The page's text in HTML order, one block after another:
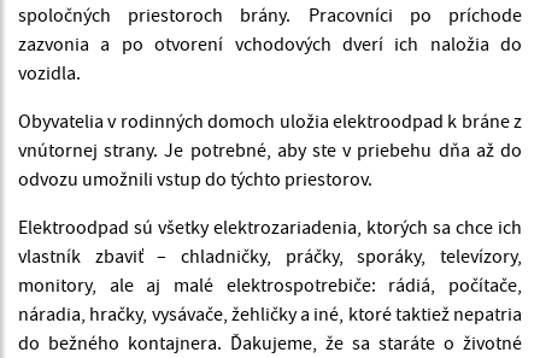
spoločných priestoroch brány. Pracovníci po príchode
zazvonia a po otvorení vchodových dverí ich naložia do
vozidla.
Obyvatelia v rodinných domoch uložia elektroodpad k bráne z
vnútornej strany. Je potrebné, aby ste v priebehu dňa až do
odvozu umožnili vstup do týchto priestorov.
Elektroodpad sú všetky elektrozariadenia, ktorých sa chce ich
vlastník zbaviť – chladničky, práčky, sporáky, televízory,
monitory, ale aj malé elektrospotrebiče: rádiá, počítače,
náradia, hračky, vysávače, žehličky a iné, ktoré taktiež nepatria
do bežného kontajnera. Ďakujeme, že sa staráte o životné